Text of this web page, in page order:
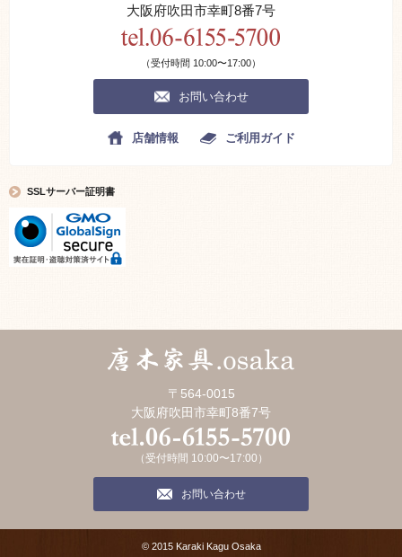
大阪府吹田市幸町8番7号
（受付時間 10:00〜17:00）
お問い合わせ
店舗情報 ご利用ガイド
SSLサーバー証明書
〒564-0015
大阪府吹田市幸町8番7号
（受付時間 10:00〜17:00）
お問い合わせ
© 2015 Karaki Kagu Osaka